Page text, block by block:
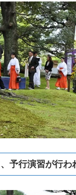
予行演習が行わ